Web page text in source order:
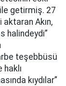
getirmiş. 27
Akın,
halindeydi”
teşebbüsü
haklı
kıydılar”